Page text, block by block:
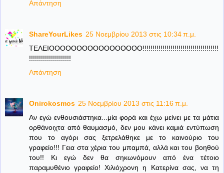
Απάντηση
ShareYourLikes 25 Νοεμβρίου 2013 στις 10:34 π.μ.
ΤΕΛΕΙΟΟΟΟΟΟΟΟΟΟΟΟΟΟΟΟΟ!!!!!!!!!!!!!!!!!!!!!!!!!!!!!!!!!!!!!!
!!!!!!!!!!!!!!!!!!!!!
Απάντηση
Onirokosmos 25 Νοεμβρίου 2013 στις 11:16 π.μ.
Αν εγώ ενθουσιάστηκα...μία φορά και έχω μείνει με τα μάτια
ορθάνοιχτα από θαυμασμό, δεν μου κάνει καμιά εντύπωση
που το αγόρι σας ξετρελάθηκε με το καινούριο του
γραφείο!!! Γεια στα χέρια του μπαμπά, αλλά και του βοηθού
του!! Κι εγώ δεν θα σηκωνόμουν από ένα τέτοιο
παραμυθένιο γραφείο! Χιλιόχρονη η Κατερίνα σας, να τη